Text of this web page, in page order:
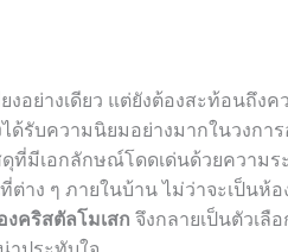
อย่างเดียว แต่ยังต้องสะท้อนถึง
ด้รับความนิยมอย่างมากในวงกา
ดุที่มีเอกลักษณ์โดดเด่นด้วยความร
าง ๆ ภายในบ้าน ไม่ว่าจะเป็นห้อ
งคริสตัลโมเสก จึงกลายเป็นตัวเลื